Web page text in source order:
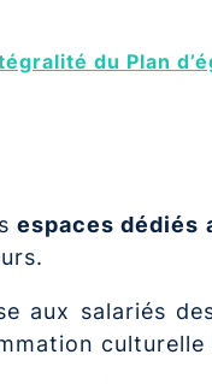
du Plan
espaces dédiés
aux salariés